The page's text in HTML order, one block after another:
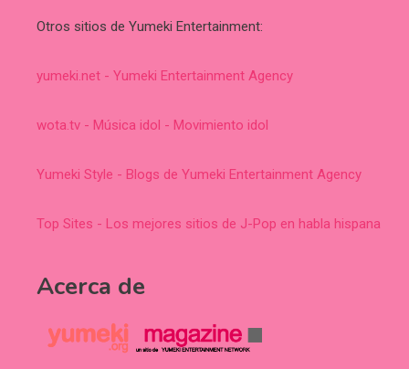
Otros sitios de Yumeki Entertainment:
yumeki.net - Yumeki Entertainment Agency
wota.tv - Música idol - Movimiento idol
Yumeki Style - Blogs de Yumeki Entertainment Agency
Top Sites - Los mejores sitios de J-Pop en habla hispana
Acerca de